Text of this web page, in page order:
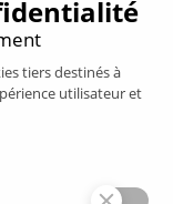
de disponibilité